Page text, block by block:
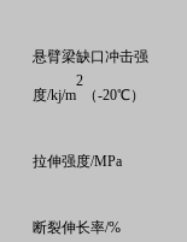
悬臂梁缺口冲击强
度/kj/m
2
（-20℃）
拉伸强度/MPa
断裂伸长率/%